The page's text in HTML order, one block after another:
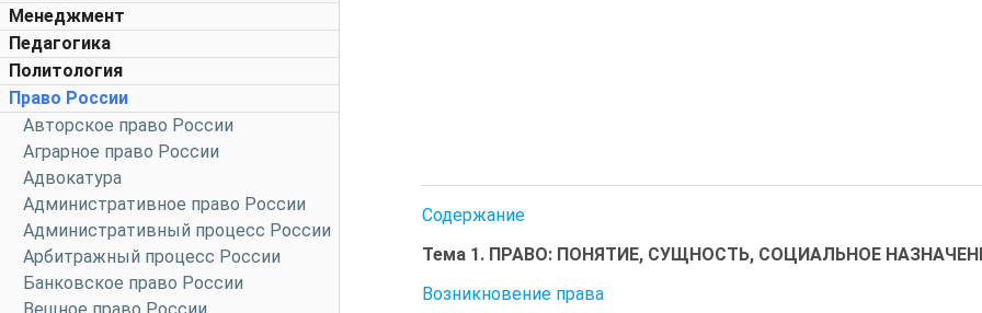
Менеджмент
Педагогика
Политология
Право России
Авторское право России
Аграрное право России
Адвокатура
Административное право России
Административный процесс России
Арбитражный процесс России
Банковское право России
Содержание
Тема 1. ПРАВО: ПОНЯТИЕ, СУЩНОСТЬ, СОЦИАЛЬНОЕ
Возникновение права